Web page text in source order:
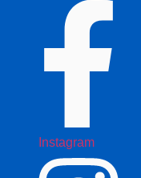
Instagram